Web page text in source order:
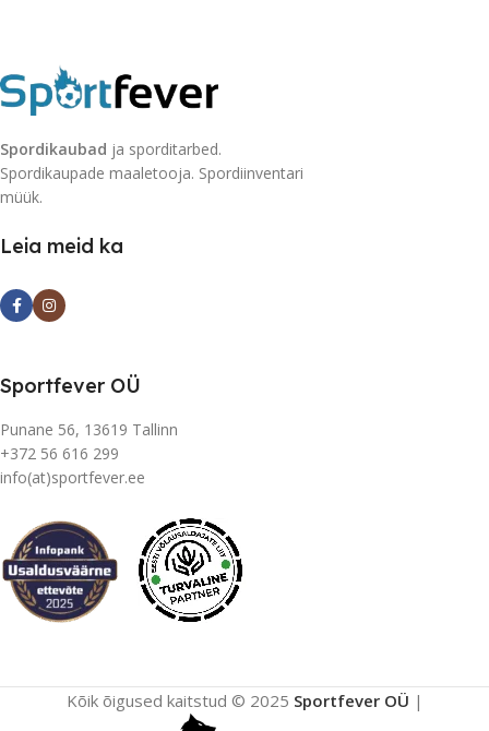
Spordikaubad ja sporditarbed.
Spordikaupade maaletooja. Spordiinventari
müük.
Leia meid ka
Sportfever OÜ
Punane 56, 13619 Tallinn
+372 56 616 299
info(at)sportfever.ee
Kõik õigused kaitstud © 2025 Sportfever OÜ |